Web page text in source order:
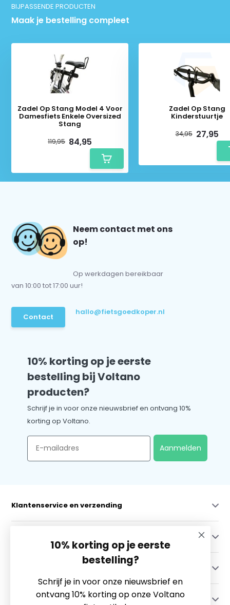
BIJPASSENDE PRODUCTEN
Maak je bestelling compleet
Zadel Op Stang Model 4 Voor
Damesfiets Enkele Oversized
Stang
119,95 84,95
Zadel Op Stang
Kinderstuurtje
34,95 27,95
Neem contact met ons
op!
Op werkdagen bereikbaar
van 10:00 tot 17:00 uur!
Contact
hallo@fietsgoedkoper.nl
10% korting op je eerste
bestelling bij Voltano
producten?
Schrijf je in voor onze nieuwsbrief en ontvang 10%
korting op Voltano.
Email
Aanmelden
Klantenservice en verzending
Contact
10% korting op je eerste
bestelling?
Schrijf je in voor onze nieuwsbrief en
ontvang 10% korting op onze Voltano